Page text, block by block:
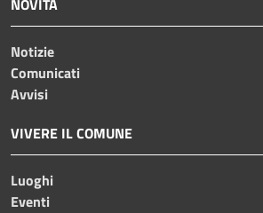
NOVITÀ
Notizie
Comunicati
Avvisi
VIVERE IL COMUNE
Luoghi
Eventi